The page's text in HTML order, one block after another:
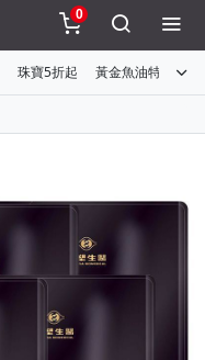
0
珠寶5折起 黃金魚油特惠組